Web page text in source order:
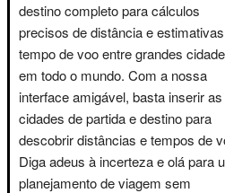
destino completo para cálculos
precisos de distância e
tempo de voo entre grandes
em todo o mundo. Com a nossa
interface amigável, basta inserir as
cidades de partida e destino para
descobrir distâncias e tempos de
Diga adeus à incerteza e olá para
planejamento de viagem sem